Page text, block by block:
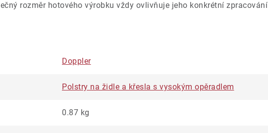
rozměr hotového výrobku vždy ovlivňuje jeho konkrétní zpracování
Doppler
Polstry na židle a křesla s vysokým opěradlem
0.87 kg